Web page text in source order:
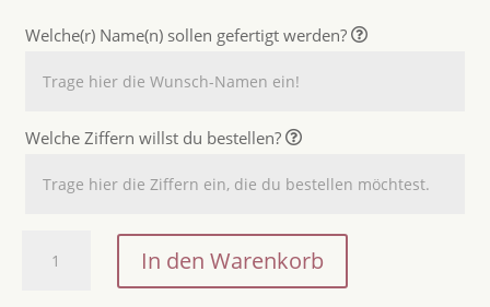
Welche(r) Name(n) sollen gefertigt werden?
Welche Ziffern willst du bestellen?
Topper
In den Warenkorb